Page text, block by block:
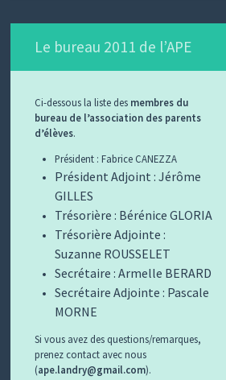
Le bureau 2011 de l’APE
Ci-dessous la liste des membres du
bureau de l’association des parents
d’élèves.
Président : Fabrice CANEZZA
Président Adjoint : Jérôme
GILLES
Trésorière : Bérénice GLORIA
Trésorière Adjointe :
Suzanne ROUSSELET
Secrétaire : Armelle BERARD
Secrétaire Adjointe : Pascale
MORNE
Si vous avez des questions/remarques,
prenez contact avec nous
(ape.landry@gmail.com).